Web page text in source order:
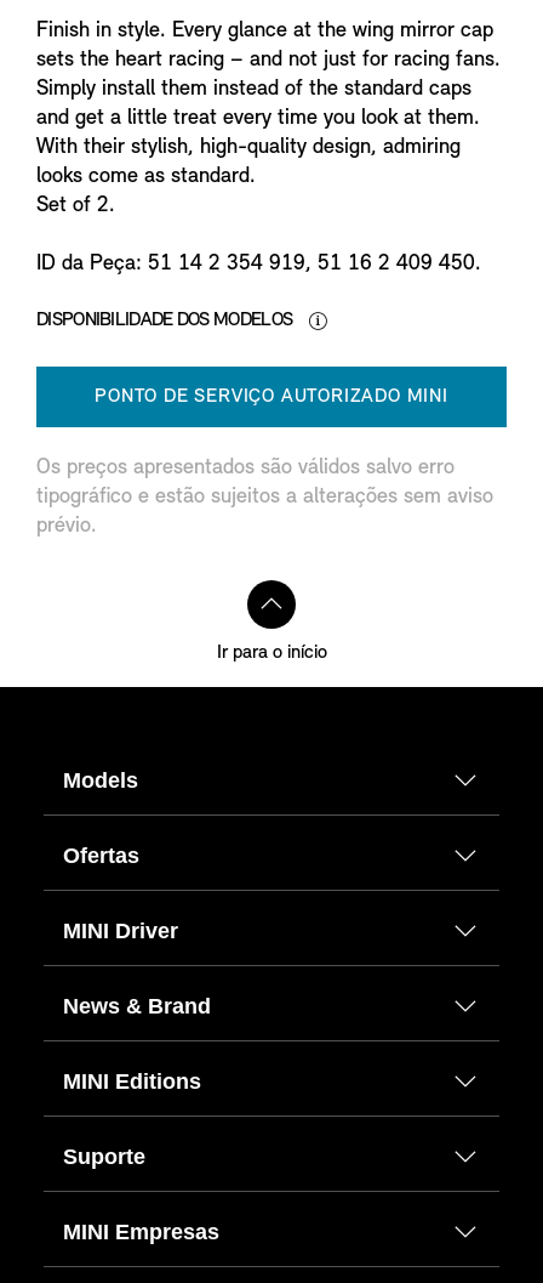
Finish in style. Every glance at the wing mirror cap
sets the heart racing – and not just for racing fans.
Simply install them instead of the standard caps
and get a little treat every time you look at them.
With their stylish, high-quality design, admiring
looks come as standard.
Set of 2.
ID da Peça: 51 14 2 354 919, 51 16 2 409 450.
DISPONIBILIDADE DOS MODELOS
PONTO DE SERVIÇO AUTORIZADO MINI
Os preços apresentados são válidos salvo erro
tipográfico e estão sujeitos a alterações sem aviso
prévio.
Ir para o início
Models
Ofertas
MINI Driver
News & Brand
MINI Editions
Suporte
MINI Empresas